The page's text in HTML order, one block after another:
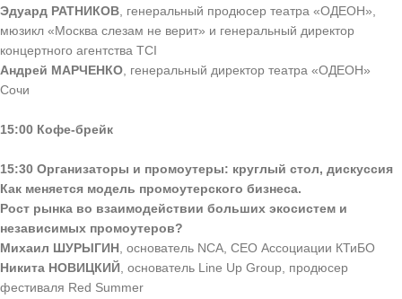
Эдуард РАТНИКОВ , генеральный продюсер театра «ОДЕОН»,
мюзикл «Москва слезам не верит» и генеральный директор
концертного агентства TCI
Андрей МАРЧЕНКО , генеральный директор театра «ОДЕОН»
Сочи
15:00 Кофе-брейк
15:30 Организаторы и промоутеры: круглый стол, дискуссия
Как меняется модель промоутерского бизнеса.
Рост рынка во взаимодействии больших экосистем и
независимых промоутеров?
Михаил ШУРЫГИН , основатель NCA, CEO Ассоциации КТиБО
Никита НОВИЦКИЙ , основатель Line Up Group, продюсер
фестиваля Red Summer